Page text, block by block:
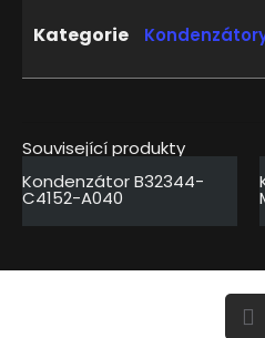
Související produkty
Kondenzátor B32344-
C4152-A040
Kategorie